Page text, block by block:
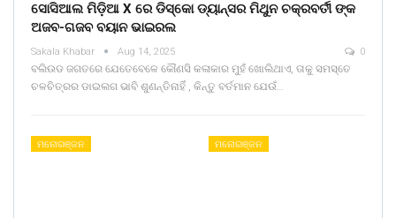
ସୋସିଆଲ ମିଡ଼ିଆ X ରେ ଡିସ୍କୋ ଡ୍ୟାନ୍ସର ମିଥୁନ ଚକ୍ରବର୍ତୀ ଙ୍କ
ଅଜବ-ଗଜବ ବୟାନ ଭାଇରଲ
Sakala Khabar Aug 14, 2025 0
ବଲିଉଡ ଜଗତରେ ଯେତେବେଳେ କୌଣସି କଳାକାର ମୁହଁ ଖୋଲିଥାଏ, ତାକୁ ସମସ୍ତେ
ଚଳଚିତ୍ରର ଡାଇଲଗ ଭାବି ଶୁଣନ୍ତିନାହିଁ , କିନ୍ତୁ ବର୍ତମାନ ଯେଉଁ…
ମନୋରଞ୍ଜନ ମନୋରଞ୍ଜନ